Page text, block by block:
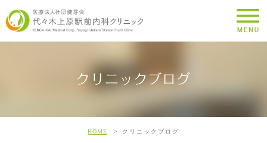
クリニックブログ
HOME クリニックブログ